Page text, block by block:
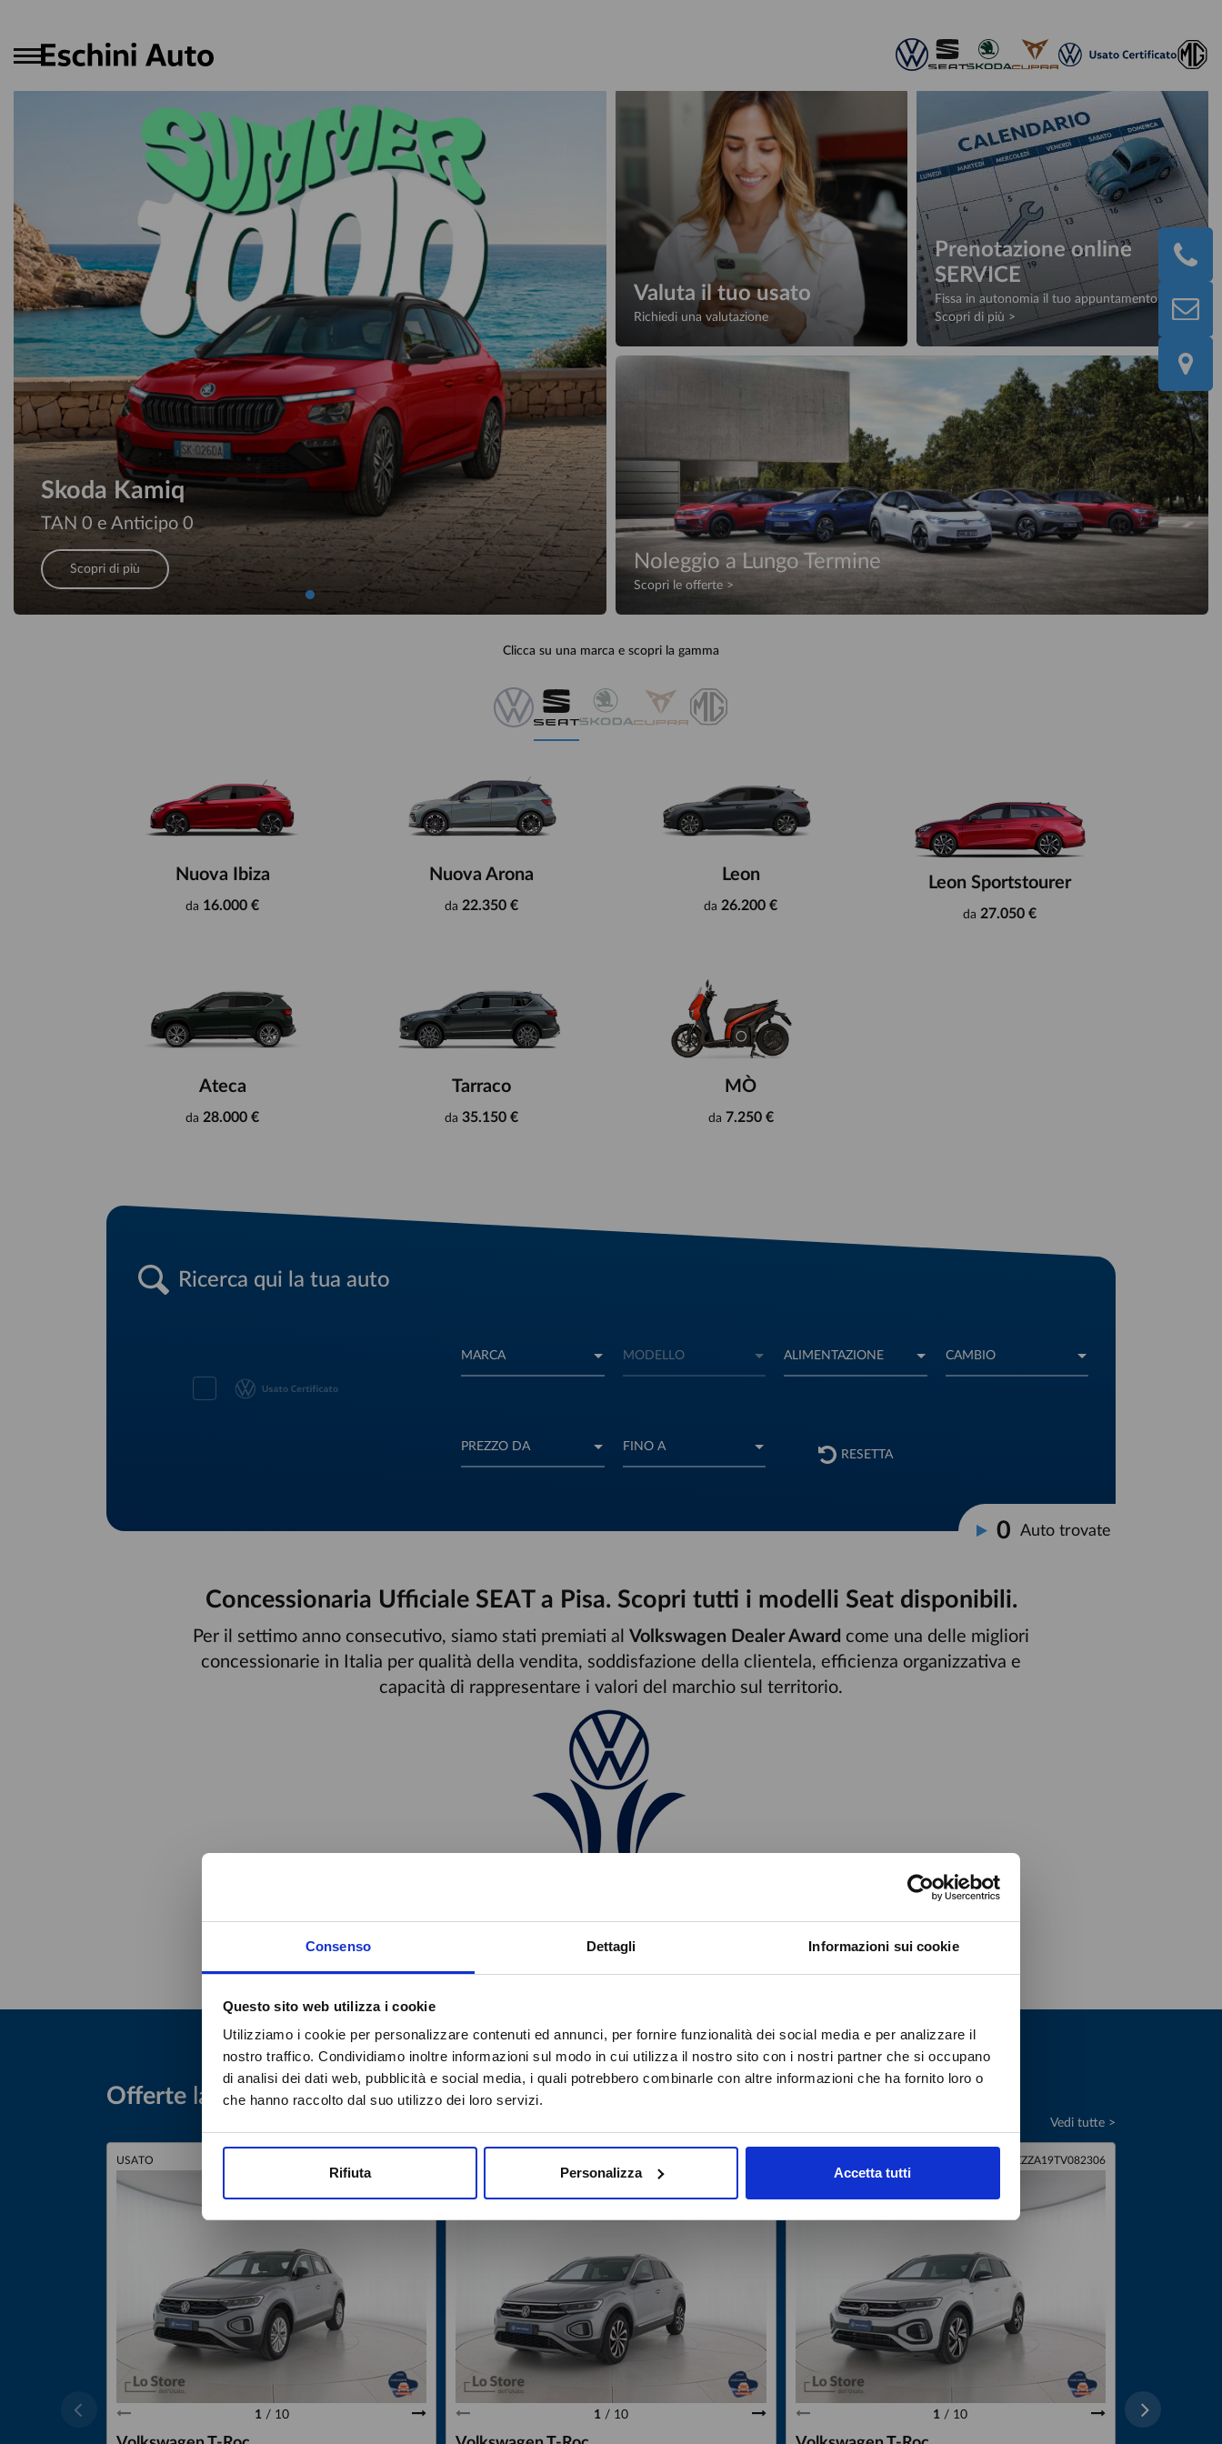
Consenso Dettagli Informazioni sui cookie
Questo sito web utilizza i cookie
Utilizziamo i cookie per personalizzare contenuti ed annunci, per fornire funzionalità dei social media e per analizzare il
nostro traffico. Condividiamo inoltre informazioni sul modo in cui utilizza il nostro sito con i nostri partner che si occupano
di analisi dei dati web, pubblicità e social media, i quali potrebbero combinarle con altre informazioni che ha fornito loro o
che hanno raccolto dal suo utilizzo dei loro servizi.
Rifiuta Personalizza Accetta tutti
Skoda Kamiq
TAN 0 e Anticipo 0
Scopri di più
Skoda Kamiq
TAN 0 e Anticipo 0
Scopri di più
Valuta il tuo usato
Richiedi una valutazione
Prenotazione online
SERVICE
Fissa in autonomia il tuo appuntamento
Scopri di più >
Noleggio a Lungo Termine
Scopri le offerte >
Clicca su una marca e scopri la gamma
Nuova Ibiza
da 16.000 €
Nuova Arona
da 22.350 €
Leon
da 26.200 €
Leon Sportstourer
da 27.050 €
Ateca
da 28.000 €
Tarraco
da 35.150 €
MÒ
da 7.250 €
Ricerca qui la tua auto
RESETTA
0 Auto trovate
Concessionaria Ufficiale SEAT a Pisa. Scopri tutti i modelli Seat disponibili.
Per il settimo anno consecutivo, siamo stati premiati al Volkswagen Dealer Award come una delle migliori
concessionarie in Italia per qualità della vendita, soddisfazione della clientela, efficienza organizzativa e
capacità di rappresentare i valori del marchio sul territorio.
Offerte last minute
Vedi tutte >
USATO
1/ 10 1/ 10
WVGZZZA19TV082306
1 / 10
Attenzione
Caricamento veicoli non riuscito